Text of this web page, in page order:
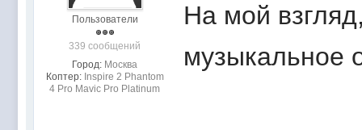
Пользователи
339 сообщений
Город: Москва
Коптер: Inspire 2 Phantom
4 Pro Mavic Pro Platinum
На мой
музыкальное